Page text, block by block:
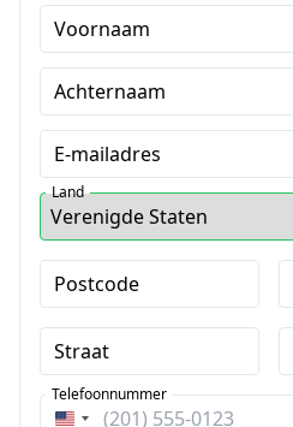
Voornaam
Achternaam
E-mailadres
Land
Postcode
Straat
Telefoonnummer